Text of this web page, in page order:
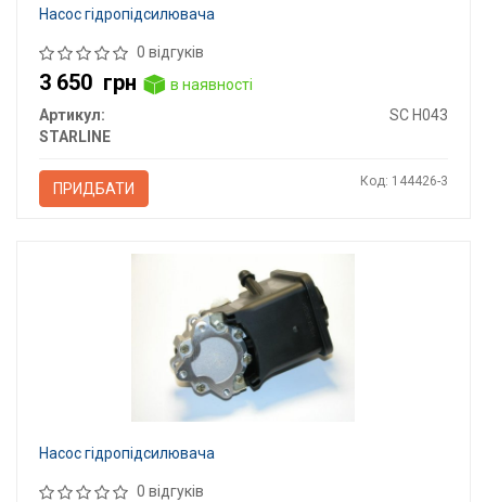
Насос гідропідсилювача
0 відгуків
3 650 грн
в наявності
Артикул:
SC H043
STARLINE
ПРИДБАТИ Код: 144426-3
Насос гідропідсилювача
0 відгуків